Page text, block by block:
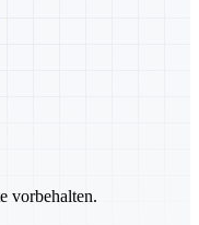
vorbehalten.